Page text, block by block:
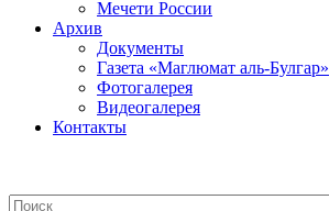
Мечети России
Архив
Документы
Газета «Маглюмат аль-Булгар»
Фотогалерея
Видеогалерея
Контакты